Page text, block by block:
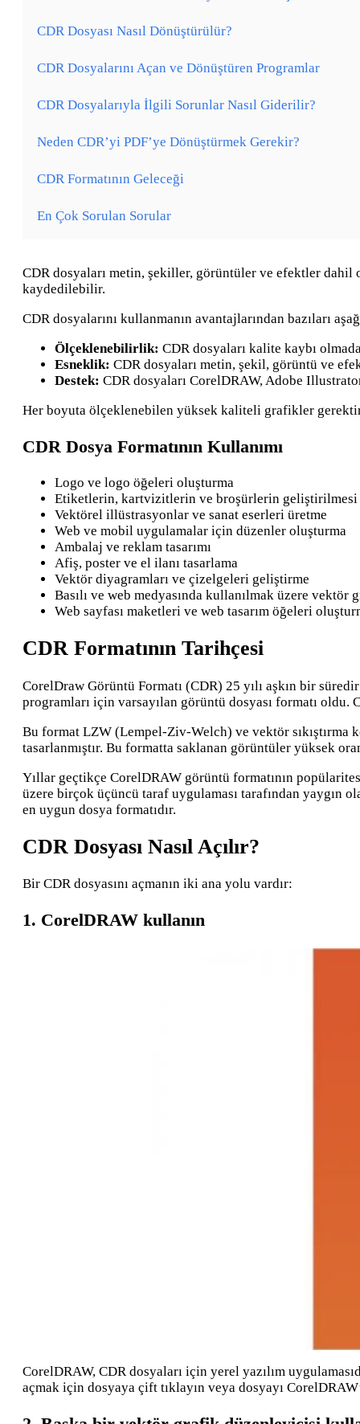
CDR Dosyası Nasıl Dönüştürülür?
CDR Dosyalarını Açan ve Dönüştüren Programlar
CDR Dosyalarıyla İlgili Sorunlar Nasıl Giderilir?
Neden CDR’yi PDF’ye Dönüştürmek Gerekir?
CDR Formatının Geleceği
En Çok Sorulan Sorular
CDR dosyaları metin, şekiller, görüntüler ve efektler
kaydedilebilir.
CDR dosyalarını kullanmanın avantajlarından bazıları
Ölçeklenebilirlik: CDR dosyaları kalite kaybı
Esneklik: CDR dosyaları metin, şekil, görüntü ve
Destek: CDR dosyaları CorelDRAW, Adobe
Her boyuta ölçeklenebilen yüksek kaliteli grafikler
CDR Dosya Formatının Kullanımı
Logo ve logo öğeleri oluşturma
Etiketlerin, kartvizitlerin ve broşürlerin geliştirilmesi
Vektörel illüstrasyonlar ve sanat eserleri üretme
Web ve mobil uygulamalar için düzenler oluşturma
Ambalaj ve reklam tasarımı
Afiş, poster ve el ilanı tasarlama
Vektör diyagramları ve çizelgeleri geliştirme
Basılı ve web medyasında kullanılmak üzere
Web sayfası maketleri ve web tasarım öğeleri
CDR Formatının Tarihçesi
CorelDraw Görüntü Formatı (CDR) 25 yılı aşkın bir
programları için varsayılan görüntü dosyası formatı
Bu format LZW (Lempel-Ziv-Welch) ve vektör
tasarlanmıştır. Bu formatta saklanan görüntüler yüksek
Yıllar geçtikçe CorelDRAW görüntü formatının
üzere birçok üçüncü taraf uygulaması tarafından yaygın
en uygun dosya formatıdır.
CDR Dosyası Nasıl Açılır?
Bir CDR dosyasını açmanın iki ana yolu vardır:
1. CorelDRAW kullanın
CorelDRAW, CDR dosyaları için yerel yazılım
açmak için dosyaya çift tıklayın veya dosyayı